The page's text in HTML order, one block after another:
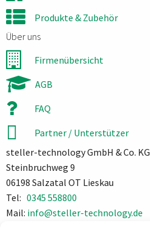
Produkte & Zubehör
Über uns
Firmenübersicht
AGB
FAQ
Partner / Unterstützer
steller-technology GmbH & Co. KG
Steinbruchweg 9
06198 Salzatal OT Lieskau
Tel: 0345 558800
Mail: info@steller-technology.de